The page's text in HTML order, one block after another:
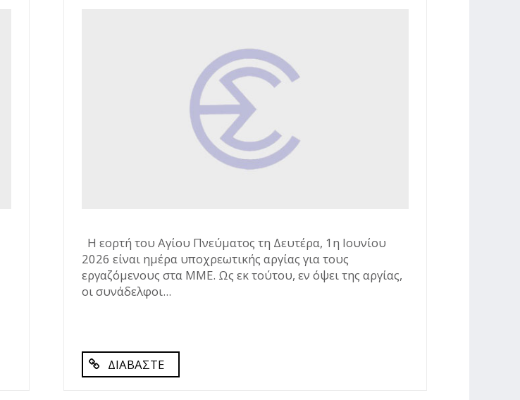
Η εορτή του Αγίου Πνεύματος τη Δευτέρα, 1η Ιουνίου
2026 είναι ημέρα υποχρεωτικής αργίας για τους
εργαζόμενους στα ΜΜΕ. Ως εκ τούτου, εν όψει της αργίας,
οι συνάδελφοι...
ΔΙΑΒΑΣΤΕ